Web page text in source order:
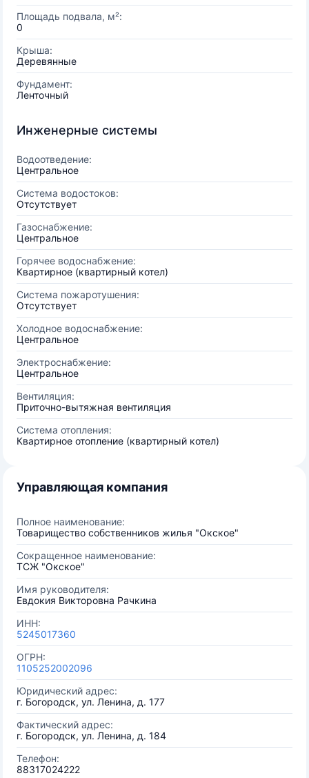
Площадь подвала, м²:
0
Крыша:
Деревянные
Фундамент:
Ленточный
Инженерные системы
Водоотведение:
Центральное
Система водостоков:
Отсутствует
Газоснабжение:
Центральное
Горячее водоснабжение:
Квартирное (квартирный котел)
Система пожаротушения:
Отсутствует
Холодное водоснабжение:
Центральное
Электроснабжение:
Центральное
Вентиляция:
Приточно-вытяжная вентиляция
Система отопления:
Квартирное отопление (квартирный котел)
Управляющая компания
Полное наименование:
Товарищество собственников жилья "Окское"
Сокращенное наименование:
ТСЖ "Окское"
Имя руководителя:
Евдокия Викторовна Рачкина
ИНН:
5245017360
ОГРН:
1105252002096
Юридический адрес:
г. Богородск, ул. Ленина, д. 177
Фактический адрес:
г. Богородск, ул. Ленина, д. 184
Телефон:
88317024222